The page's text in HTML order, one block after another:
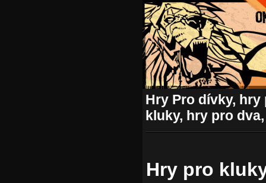
Hry Pro dívky,
kluky, hry pro
Hry pro